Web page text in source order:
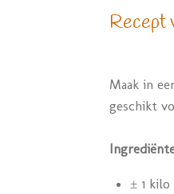
Recept
Maak in
geschikt
± 1